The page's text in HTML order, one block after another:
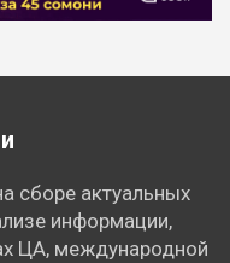
сборе актуальных
информации,
ЦА, международной